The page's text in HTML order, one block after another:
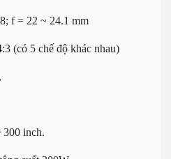
f = 22 ~ 24.1 mm
(có 5 chế độ khác nhau)
inch.